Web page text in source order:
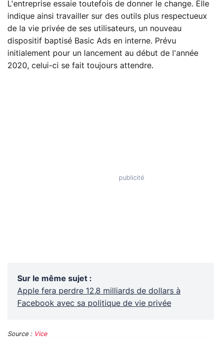
L'entreprise essaie toutefois de donner le change. Elle
indique ainsi travailler sur des outils plus respectueux
de la vie privée de ses utilisateurs, un nouveau
dispositif baptisé Basic Ads en interne. Prévu
initialement pour un lancement au début de l'année
2020, celui-ci se fait toujours attendre.
Sur le même sujet :
Apple fera perdre 12,8 milliards de dollars à
Facebook avec sa politique de vie privée
Source : Vice